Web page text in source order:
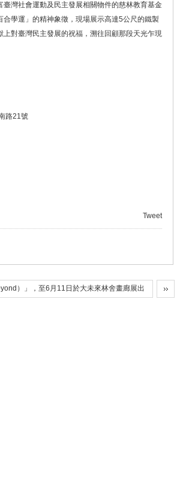
灣社會運動及民主發展相關物件的慈林教育基金
學運」的精神象徵，現場展示高達5公尺的鐵製
對臺灣民主發展的祝福，溯往回顧那段天光乍現
路21號
Tweet
）」，至6月11日於大未來林舍畫廊展出